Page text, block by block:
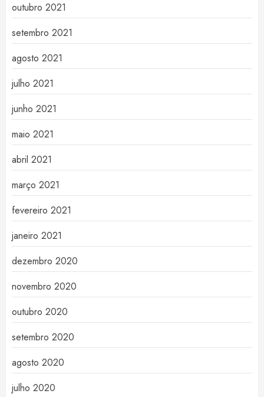
outubro 2021
setembro 2021
agosto 2021
julho 2021
junho 2021
maio 2021
abril 2021
março 2021
fevereiro 2021
janeiro 2021
dezembro 2020
novembro 2020
outubro 2020
setembro 2020
agosto 2020
julho 2020